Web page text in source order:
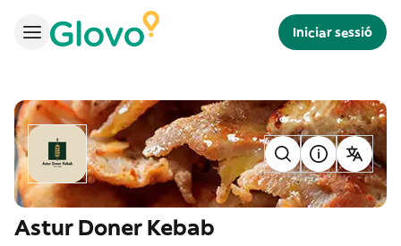
Iniciar sessió
Astur Doner Kebab